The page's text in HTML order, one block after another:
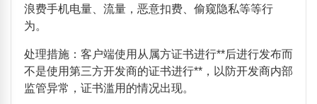
浪费手机电量、流量，恶意扣费、偷窥隐私等等行
为。
处理措施：客户端使用从属方证书进行**后进行发布而
不是使用第三方开发商的证书进行**，以防开发商内部
监管异常，证书滥用的情况出现。